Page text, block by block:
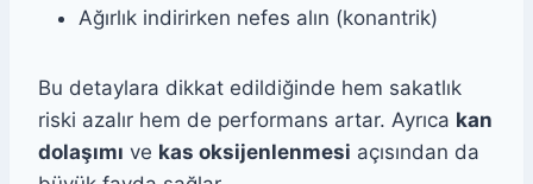
Ağırlık indirirken nefes alın (konantrik)
Bu detaylara dikkat edildiğinde hem sakatlık
riski azalır hem de performans artar. Ayrıca kan
dolaşımı ve kas oksijenlenmesi açısından da